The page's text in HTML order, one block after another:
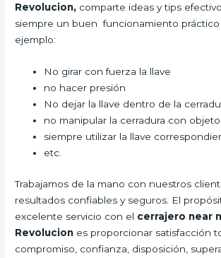
Revolucion, comparte ideas y tips
siempre un buen funcionamiento
ejemplo:
No girar con fuerza la llave
no hacer presión
No dejar la llave dentro de la
no manipular la cerradura con
siempre utilizar la llave
etc.
Trabajamos de la mano con nuestros
resultados confiables y seguros. El
excelente servicio con el cerrajero near
Revolucion es proporcionar satisfacción
compromiso, confianza, disposición,